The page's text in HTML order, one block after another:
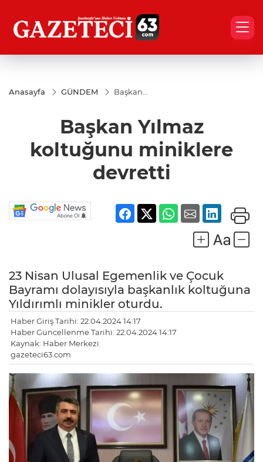
Anasayfa GÜNDEM
Başkan
miniklere
devretti
Başkan Yılmaz
koltuğunu miniklere
devretti
23 Nisan Ulusal Egemenlik ve Çocuk
Bayramı dolayısıyla başkanlık koltuğuna
Yıldırımlı minikler oturdu.
Haber Giriş Tarihi: 22.04.2024 14:17
Haber Güncellenme Tarihi: 22.04.2024 14:17
Kaynak: Haber Merkezi
gazeteci63.com